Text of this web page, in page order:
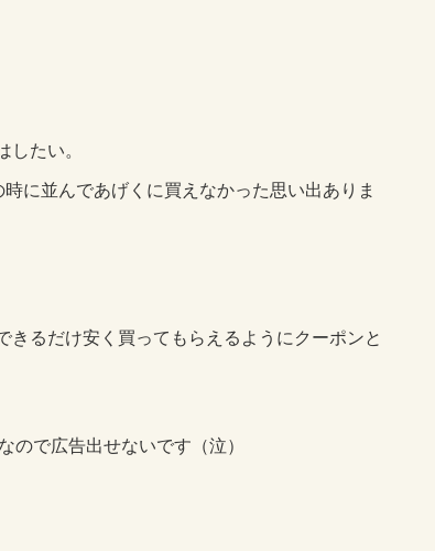
たい。
に並んであげくに買えなかった思い出ありま
るだけ安く買ってもらえるようにクーポンと
ので広告出せないです（泣）